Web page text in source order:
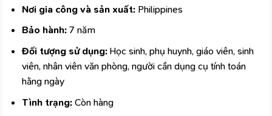
Nơi gia công và sản xuất:Philippines
Bảo hành:7 năm
Đối tượng sử dụng:Học sinh, phụ huynh, giáo viên, sinh
viên, nhân viên văn phòng, người cần dụng cụ tính toán
hằng ngày
Tình trạng:Còn hàng